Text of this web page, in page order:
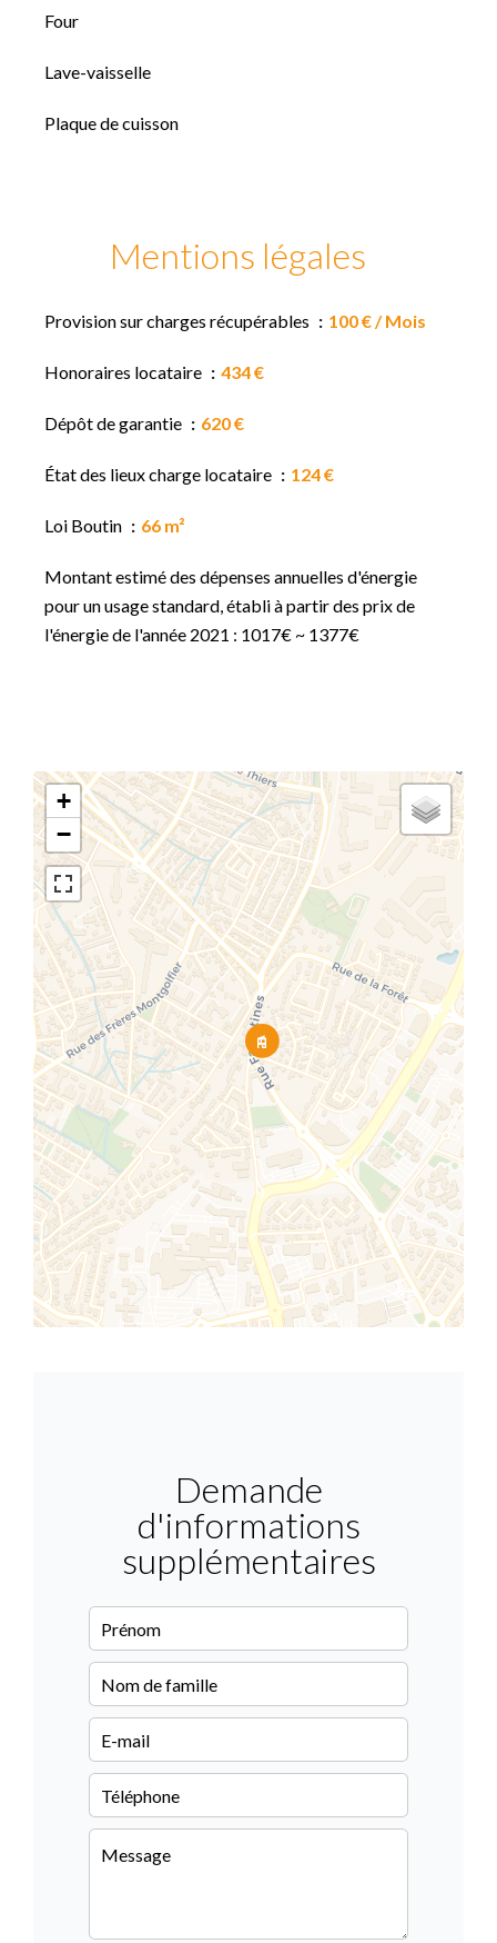
Four
Lave-vaisselle
Plaque de cuisson
Mentions légales
Provision sur charges récupérables 100 € / Mois
Honoraires locataire 434 €
Dépôt de garantie 620 €
État des lieux charge locataire 124 €
Loi Boutin 66 m²
Montant estimé des dépenses annuelles d'énergie
pour un usage standard, établi à partir des prix de
l'énergie de l'année 2021 : 1017€ ~ 1377€
+
−
Demande
d'informations
supplémentaires